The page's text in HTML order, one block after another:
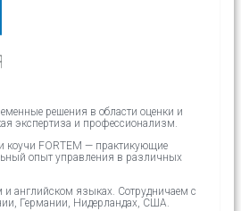
решения в области оценки и
экспертиза и профессионализм.
коучи FORTEM — практикующие
опыт управления в различных
и английском языках. Сотрудничаем с
Германии, Нидерландах, США.